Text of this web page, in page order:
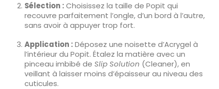
Sélection :Choisissez la taille de Popit qui
recouvre parfaitement l’ongle, d’un bord à l’autre,
sans avoir à appuyer trop fort.
Application :Déposez une noisette d’Acrygel à
l’intérieur du Popit. Étalez la matière avec un
pinceau imbibé de Slip Solution (Cleaner), en
veillant à laisser moins d’épaisseur au niveau des
cuticules.